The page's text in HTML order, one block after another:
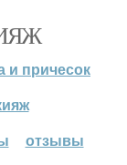
и причесок
отзывы